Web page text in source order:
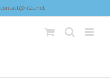
contact@ir2s.net